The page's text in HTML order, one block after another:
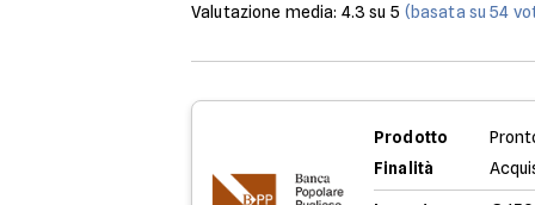
Valutazione media: 4.3 su 5 (basata su54
Prodotto
Finalità